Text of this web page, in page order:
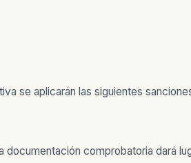
se aplicarán las siguientes
comprobatoria dará